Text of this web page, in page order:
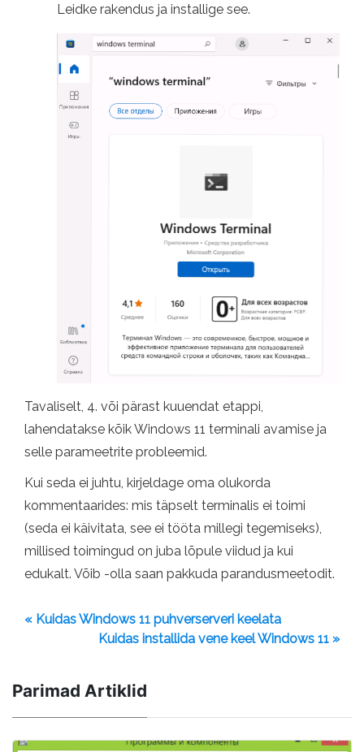
Leidke rakendus ja installige see.
Tavaliselt, 4. või pärast kuuendat etappi,
lahendatakse kõik Windows 11 terminali avamise ja
selle parameetrite probleemid.
Kui seda ei juhtu, kirjeldage oma olukorda
kommentaarides: mis täpselt terminalis ei toimi
(seda ei käivitata, see ei tööta millegi tegemiseks),
millised toimingud on juba lõpule viidud ja kui
edukalt. Võib -olla saan pakkuda parandusmeetodit.
« Kuidas Windows 11 puhverserveri keelata
Kuidas installida vene keel Windows 11 »
Parimad Artiklid